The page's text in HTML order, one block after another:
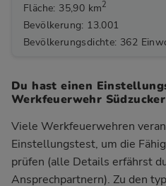
Fläche: 35,90 km2
Bevölkerung: 13.001
Bevölkerungsdichte: 362
Du hast einen
Werkfeuerwehr
Viele Werkfeuerwehren
Einstellungstest, um die
prüfen (alle Details erfährst
Ansprechpartnern). Zu den